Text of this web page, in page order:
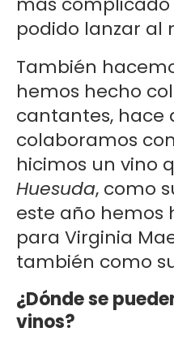
podido lanzar al
También
hemos hecho
cantantes, hace
colaboramos
hicimos un vino
Huesuda, como
este año hemos
para Virginia
también como
¿Dónde se
vinos?